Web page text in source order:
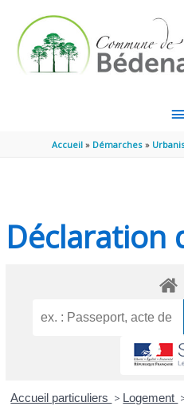
Accueil Démarches
Déclaration
Accueil particuliers > Logement